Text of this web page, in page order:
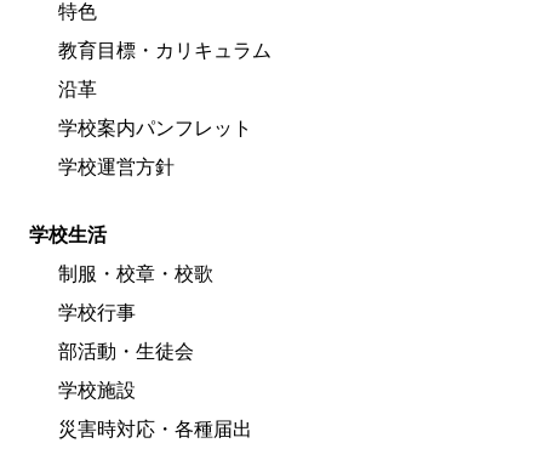
特色
教育目標・カリキュラム
沿革
学校案内パンフレット
学校運営方針
学校生活
制服・校章・校歌
学校行事
部活動・生徒会
学校施設
災害時対応・各種届出